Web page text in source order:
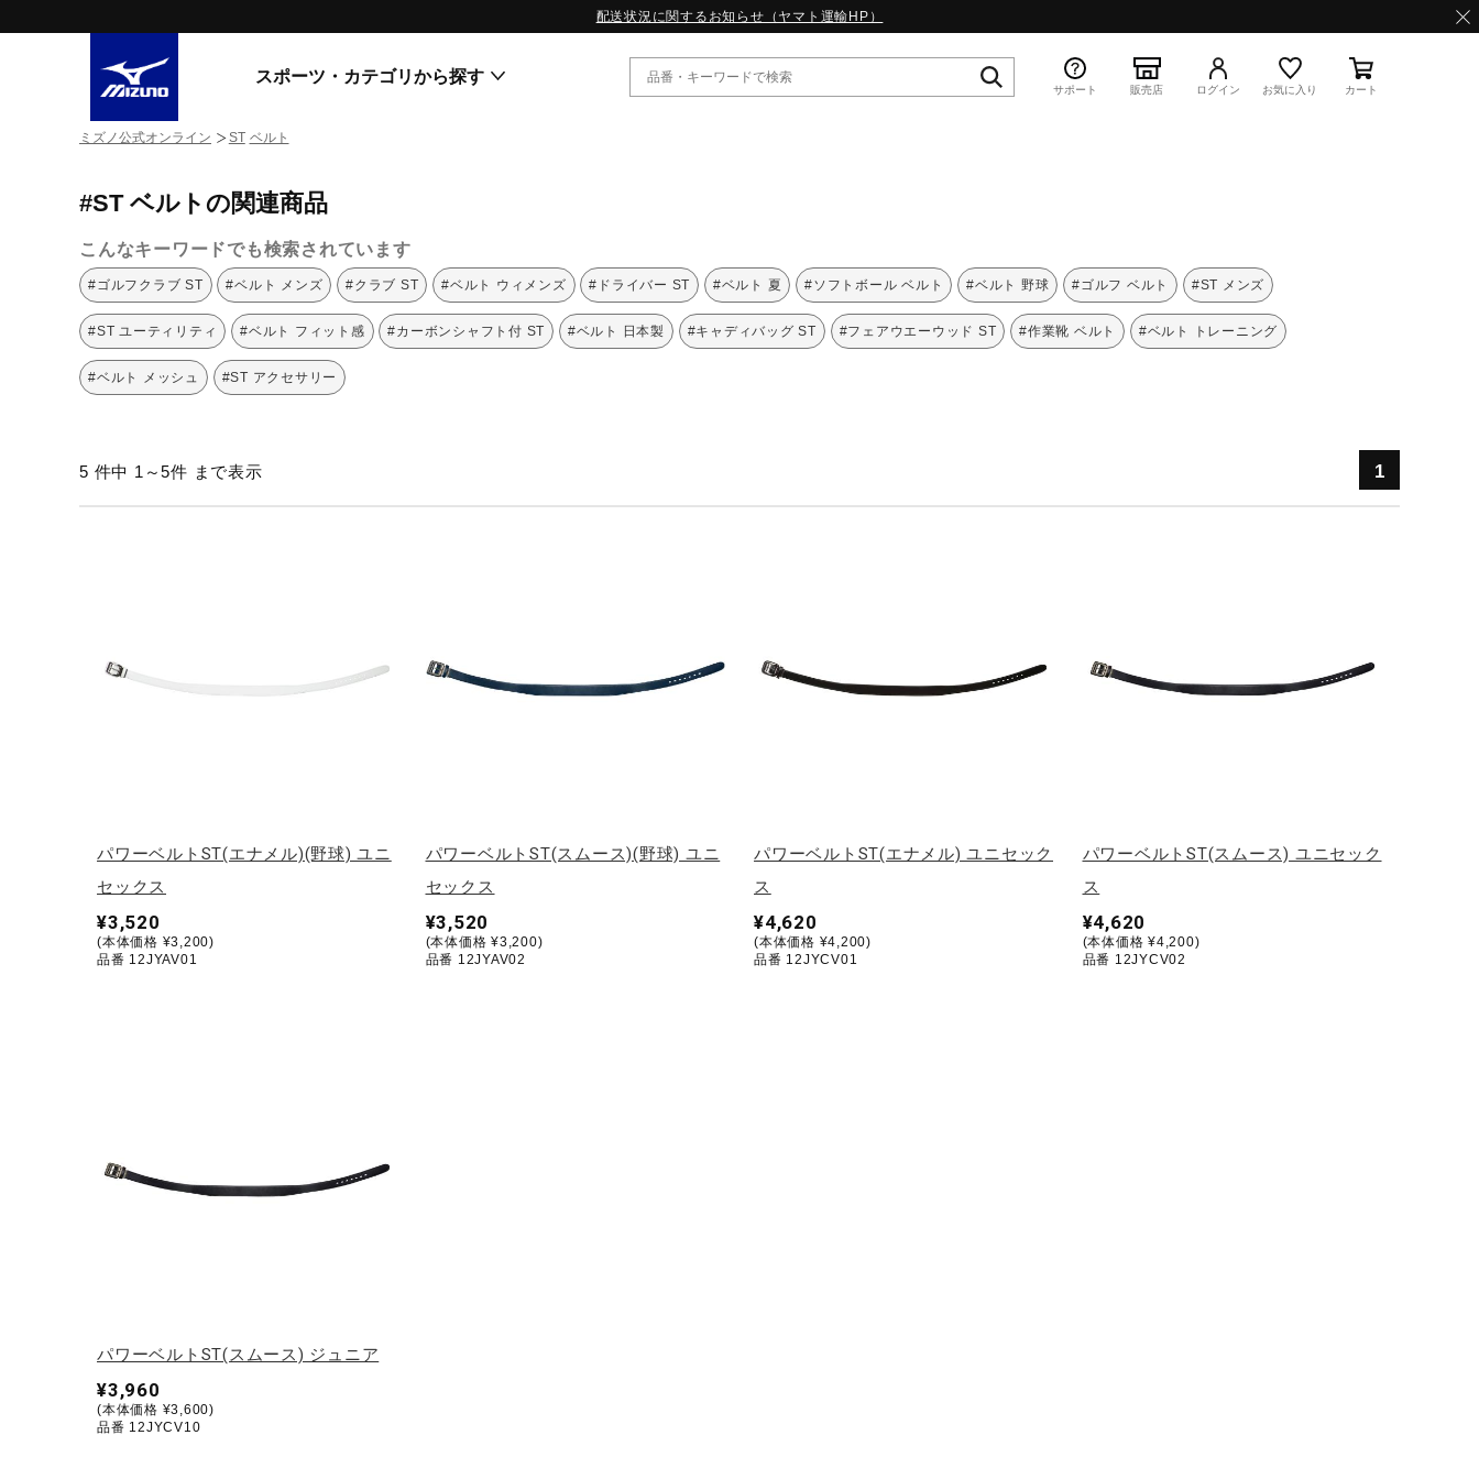
配送状況に関するお知らせ（ヤマト運輸HP）
スポーツ・カテゴリから探す
ライフスタイルウエア
ランニング
サッカー／フットサル
野球
バレーボール
ソフトボール
インナー
寝具／ミズノスリープ
コラボ／ライセンス
WAVE PROPHECY
MORELIA LS
WAVE RIDER
MXR
ゴアテックス
コラボレーション
その他シリーズ
W.PROPHECY1｜特集
WP MAGIC MITA｜特集
WP STRAP｜特集
スペシャルカラーパック｜特集
サポート 販売店 ログイン お気に入り カート
ミズノ公式オンライン ST ベルト
#ST ベルトの関連商品
こんなキーワードでも検索されています
#ゴルフクラブ ST #ベルト メンズ #クラブ ST #ベルト ウィメンズ #ドライバー ST #ベルト 夏 #ソフトボール ベルト #ベルト 野球 #ゴルフ ベルト #ST メンズ
#ST ユーティリティ #ベルト フィット感 #カーボンシャフト付 ST #ベルト 日本製 #キャディバッグ ST #フェアウエーウッド ST #作業靴 ベルト #ベルト トレーニング
#ベルト メッシュ #ST アクセサリー
5 件中 1～5件 まで表示 1
パワーベルトST(エナメル)(野球) ユニ
セックス
¥3,520
(本体価格 ¥3,200)
品番 12JYAV01
パワーベルトST(スムース)(野球) ユニ
セックス
¥3,520
(本体価格 ¥3,200)
品番 12JYAV02
パワーベルトST(エナメル) ユニセック
ス
¥4,620
(本体価格 ¥4,200)
品番 12JYCV01
パワーベルトST(スムース) ユニセック
ス
¥4,620
(本体価格 ¥4,200)
品番 12JYCV02
パワーベルトST(スムース) ジュニア
¥3,960
(本体価格 ¥3,600)
品番 12JYCV10